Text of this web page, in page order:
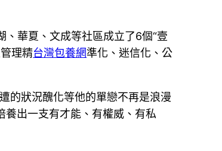
、華夏、文成等社區成立了6個“壹
理精台灣包養網準化、迷信化、公
的狀況醜化等他的單戀不再是浪漫
養出一支有才能、有權威、有私